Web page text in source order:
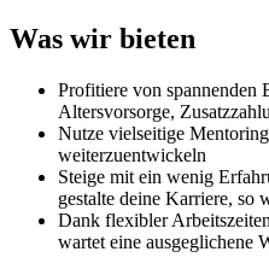
Was wir bieten
Profitiere von spannenden
Altersvorsorge,
Nutze vielseitige
weiterzuentwickeln
Steige mit ein wenig
gestalte deine Karriere, so
Dank flexibler
wartet eine ausgeglichene